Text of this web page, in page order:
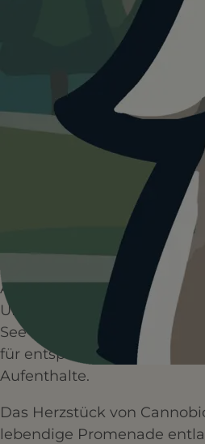
0+
HUNDEPLÄTZE
1+
WANDERUNGEN
Cannobio gehört zu den
am Lago Maggiore und ist
Hundehaltern beliebt. Die
Altstadt mit ihren engen
Uferpromenade und die
See machen den Ort zu
für entspannte
Aufenthalte.
Das Herzstück von
lebendige Promenade